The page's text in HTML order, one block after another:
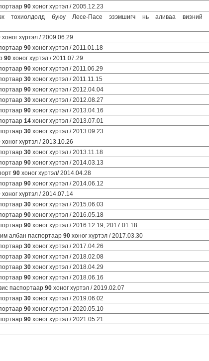
90 хоног хүртэл / 2005.12.23
тохиолдолд буюу Лесе-Пасе эзэмшигч нь аливаа визний
хоног хүртэл / 2009.06.29
90 хоног хүртэл / 2011.01.18
90 хоног хүртэл / 2011.07.29
90 хоног хүртэл / 2011.06.29
30 хоног хүртэл / 2011.11.15
90 хоног хүртэл / 2012.04.04
30 хоног хүртэл / 2012.08.27
90 хоног хүртэл / 2013.04.16
14 хоног хүртэл / 2013.07.01
30 хоног хүртэл / 2013.09.23
хүртэл / 2013.10.26
30 хоног хүртэл / 2013.11.18
90 хоног хүртэл / 2014.03.13
90 хоног хүртэл/2014.04.28
90 хоног хүртэл / 2014.06.12
хоног хүртэл / 2014.07.14
30 хоног хүртэл / 2015.06.03
90 хоног хүртэл / 2016.05.18
90 хоног хүртэл / 2016.12.19, 2017.01.18
албан паспортаар 90 хоног хүртэл / 2017.03.30
30 хоног хүртэл / 2017.04.26
30 хоног хүртэл / 2018.02.08
30 хоног хүртэл / 2018.04.29
90 хоног хүртэл / 2018.06.16
паспортаар 90 хоног хүртэл / 2019.02.07
30 хоног хүртэл / 2019.06.02
90 хоног хүртэл / 2020.05.10
90 хоног хүртэл / 2021.05.21